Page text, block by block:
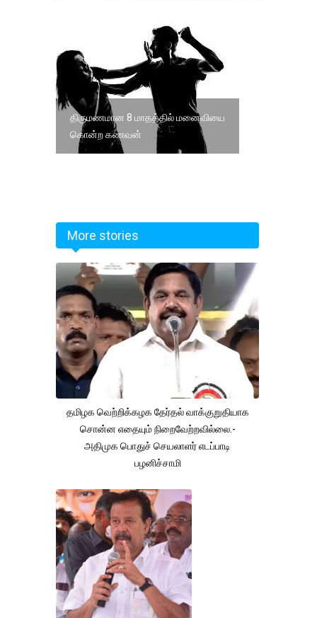
திருமணமான 8 மாதத்தில் மனைவியை
கொன்ற கணவன்
More stories
தமிழக வெற்றிக்கழக தேர்தல் வாக்குறுதியாக
சொன்ன எதையும் நிறைவேற்றவில்லை.-
அதிமுக பொதுச் செயலாளர் எடப்பாடி
பழனிச்சாமி